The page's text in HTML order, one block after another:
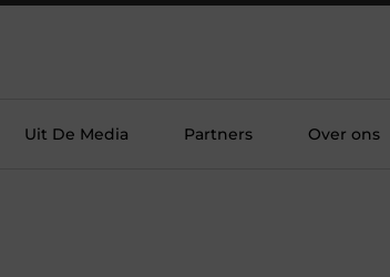
Uit De Media Partners Over ons